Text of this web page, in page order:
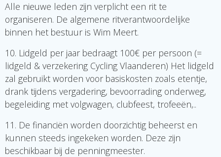
Alle nieuwe leden zijn verplicht een rit te
organiseren. De algemene ritverantwoordelijke
binnen het bestuur is Wim Meert.
10. Lidgeld per jaar bedraagt 100€ per persoon (=
lidgeld & verzekering Cycling Vlaanderen) Het lidgeld
zal gebruikt worden voor basiskosten zoals etentje,
drank tijdens vergadering, bevoorrading onderweg,
begeleiding met volgwagen, clubfeest, trofeeën,..
11. De financiën worden doorzichtig beheerst en
kunnen steeds ingekeken worden. Deze zijn
beschikbaar bij de penningmeester.